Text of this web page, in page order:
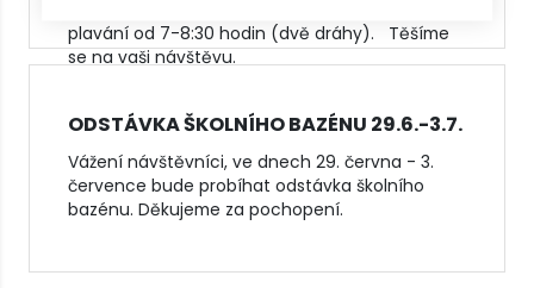
plavání od 7-8:30 hodin (dvě dráhy). Těšíme
se na vaši návštěvu.
ODSTÁVKA ŠKOLNÍHO BAZÉNU 29.6.-3.7.
Vážení návštěvníci, ve dnech 29. června - 3.
července bude probíhat odstávka školního
bazénu. Děkujeme za pochopení.